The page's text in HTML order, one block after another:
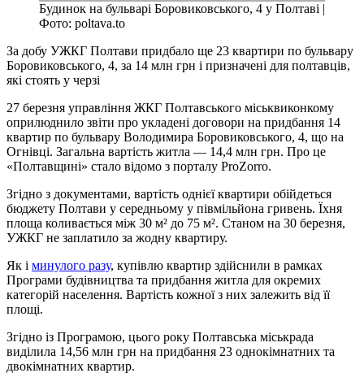
Будинок на бульварі Боровиковського, 4 у Полтаві |
Фото: poltava.to
За добу УЖКГ Полтави придбало ще 23 квартири по бульвару
Боровиковського, 4, за 14 млн грн і призначені для полтавців,
які стоять у черзі
27 березня управління ЖКГ Полтавського міськвиконкому
оприлюднило звіти про укладені договори на придбання 14
квартир по бульвару Володимира Боровиковського, 4, що на
Огнівці. Загальна вартість житла — 14,4 млн грн. Про це
«Полтавщині» стало відомо з порталу ProZorro.
Згідно з документами, вартість однієї квартири обійдеться
бюджету Полтави у середньому у півмільйона гривень. Їхня
площа коливається між 30 м² до 75 м². Станом на 30 березня,
УЖКГ не заплатило за жодну квартиру.
Як і минулого разу, купівлю квартир здійснили в рамках
Програми будівництва та придбання житла для окремих
категорій населення. Вартість кожної з них залежить від її
площі.
Згідно із Програмою, цього року Полтавська міськрада
виділила 14,56 млн грн на придбання 23 однокімнатних та
двокімнатних квартир.